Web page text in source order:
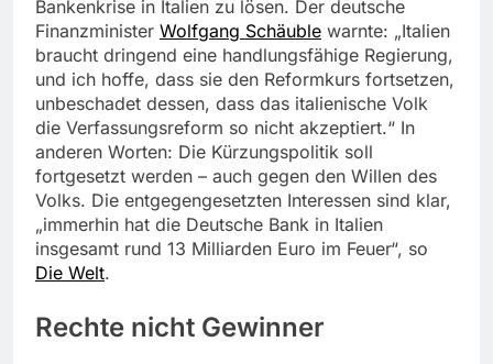
Bankenkrise in Italien zu lösen. Der deutsche
Finanzminister Wolfgang Schäuble warnte: „Italien
braucht dringend eine handlungsfähige Regierung,
und ich hoffe, dass sie den Reformkurs fortsetzen,
unbeschadet dessen, dass das italienische Volk
die Verfassungsreform so nicht akzeptiert.“ In
anderen Worten: Die Kürzungspolitik soll
fortgesetzt werden – auch gegen den Willen des
Volks. Die entgegengesetzten Interessen sind klar,
„immerhin hat die Deutsche Bank in Italien
insgesamt rund 13 Milliarden Euro im Feuer“, so
Die Welt.
Rechte nicht Gewinner